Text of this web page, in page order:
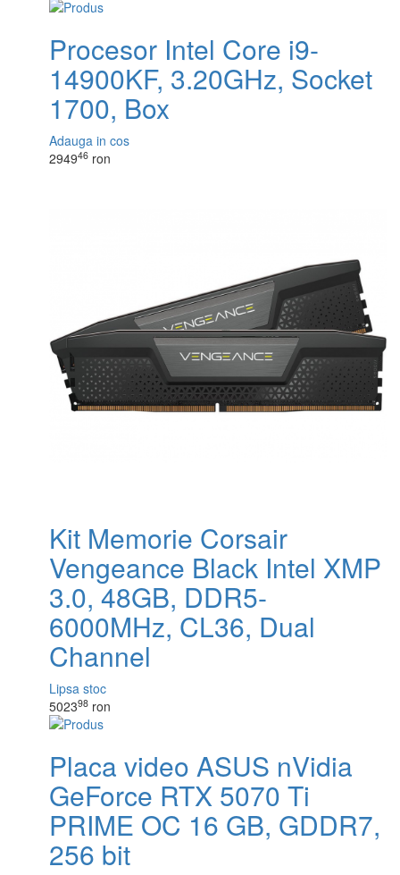
Procesor Intel Core i9-
14900KF, 3.20GHz, Socket
1700, Box
Adauga in cos
294946 ron
Kit Memorie Corsair
Vengeance Black Intel XMP
3.0, 48GB, DDR5-
6000MHz, CL36, Dual
Channel
Lipsa stoc
502398 ron
Placa video ASUS nVidia
GeForce RTX 5070 Ti
PRIME OC 16 GB, GDDR7,
256 bit